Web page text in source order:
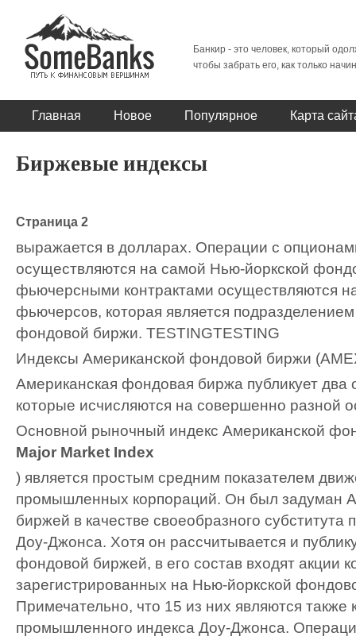
Банкир - это человек, который
чтобы забрать его, как только
Главная Новое Популярное Карта
Биржевые индексы
Страница 2
выражается в долларах. Операции с
осуществляются на самой Нью-йоркской
фьючерсными контрактами осуществляются
фьючерсов, которая является
фондовой биржи. TESTINGTESTING
Индексы Американской фондовой биржи
Американская фондовая биржа публикует два
которые исчисляются на совершенно разной
Основной рыночный индекс Американской
Major Market Index
) является простым средним показателем
промышленных корпораций. Он был задуман
биржей в качестве своеобразного
Доу-Джонса. Хотя он рассчитывается и
фондовой биржей, в его состав входят акции
зарегистрированных на Нью-йоркской
Примечательно, что 15 из них являются также
промышленного индекса Доу-Джонса.